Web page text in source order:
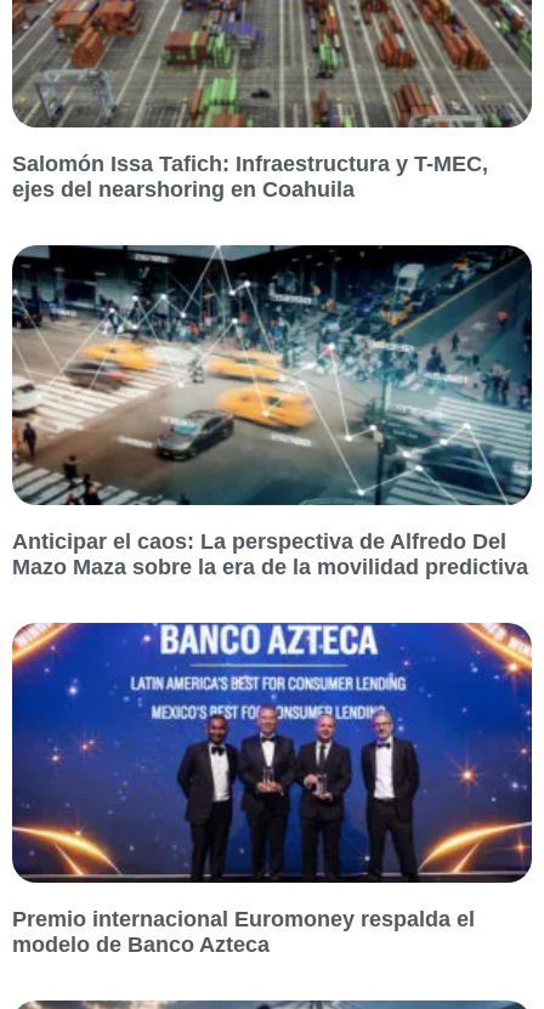
Salomón Issa Tafich: Infraestructura y T-MEC,
ejes del nearshoring en Coahuila
Anticipar el caos: La perspectiva de Alfredo Del
Mazo Maza sobre la era de la movilidad predictiva
Premio internacional Euromoney respalda el
modelo de Banco Azteca